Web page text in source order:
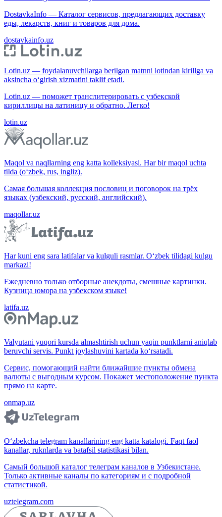
DostavkaInfo — Каталог сервисов, предлагающих доставку
еды, лекарств, книг и товаров для дома.
dostavkainfo.uz
Lotin.uz — foydalanuvchilarga berilgan matnni lotindan kirillga va
aksincha o‘girish xizmatini taklif etadi.
Lotin.uz — поможет транслитерировать с узбекской
кириллицы на латиницу и обратно. Легко!
lotin.uz
Maqol va naqllarning eng katta kolleksiyasi. Har bir maqol uchta
tilda (o‘zbek, rus, ingliz).
Самая большая коллекция пословиц и поговорок на трёх
языках (узбекский, русский, английский).
maqollar.uz
Har kuni eng sara latifalar va kulguli rasmlar. O‘zbek tilidagi kulgu
markazi!
Ежедневно только отборные анекдоты, смешные картинки.
Кузница юмора на узбекском языке!
latifa.uz
Valyutani yuqori kursda almashtirish uchun yaqin punktlarni aniqlab
beruvchi servis. Punkt joylashuvini kartada ko‘rsatadi.
Сервис, помогающий найти ближайшие пункты обмена
валюты с выгодным курсом. Покажет местоположение пункта
прямо на карте.
onmap.uz
O‘zbekcha telegram kanallarining eng katta katalogi. Faqt faol
kanallar, ruknlarda va batafsil statistikasi bilan.
Самый большой каталог телеграм каналов в Узбекистане.
Только активные каналы по категориям и с подробной
статистикой.
uztelegram.com